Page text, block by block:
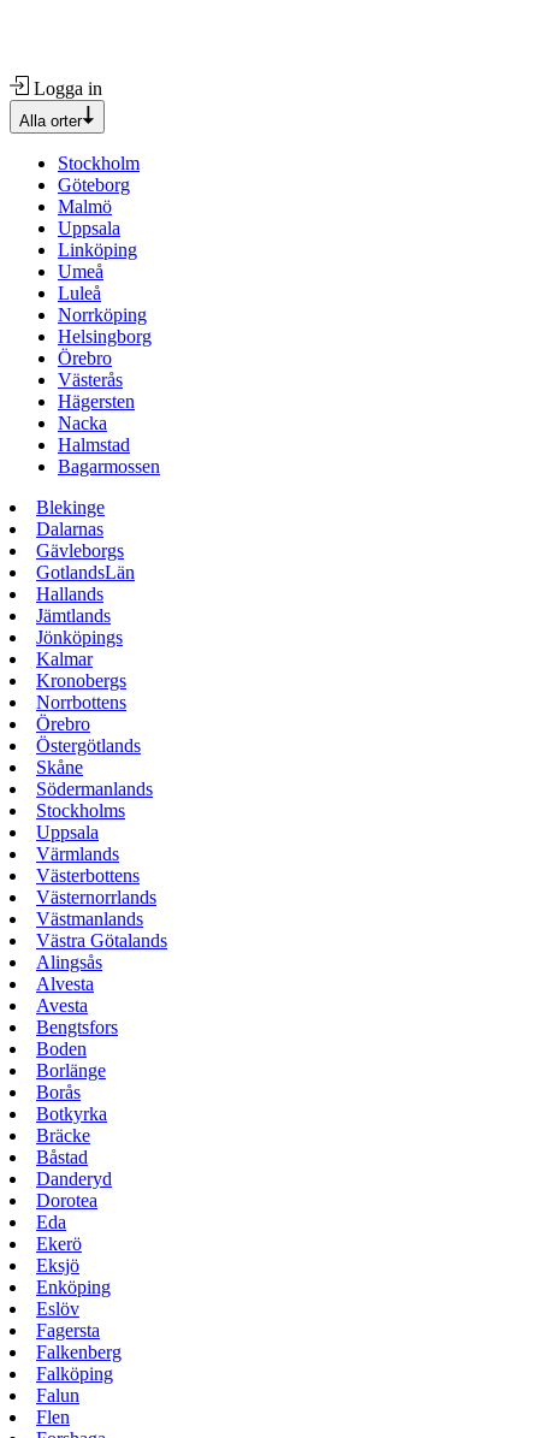
Logga in
Alla orter
Stockholm
Göteborg
Malmö
Uppsala
Linköping
Umeå
Luleå
Norrköping
Helsingborg
Örebro
Västerås
Hägersten
Nacka
Halmstad
Bagarmossen
Blekinge
Dalarnas
Gävleborgs
GotlandsLän
Hallands
Jämtlands
Jönköpings
Kalmar
Kronobergs
Norrbottens
Örebro
Östergötlands
Skåne
Södermanlands
Stockholms
Uppsala
Värmlands
Västerbottens
Västernorrlands
Västmanlands
Västra Götalands
Alingsås
Alvesta
Avesta
Bengtsfors
Boden
Borlänge
Borås
Botkyrka
Bräcke
Båstad
Danderyd
Dorotea
Eda
Ekerö
Eksjö
Enköping
Eslöv
Fagersta
Falkenberg
Falköping
Falun
Flen